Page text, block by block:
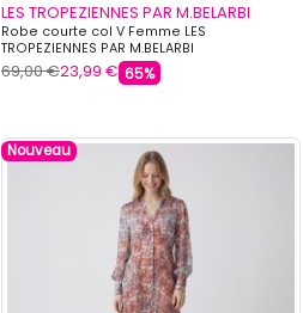
LES TROPEZIENNES PAR M.BELARBI
Robe courte col V Femme LES
TROPEZIENNES PAR M.BELARBI
69,00 €23,99 € 65%
Nouveau